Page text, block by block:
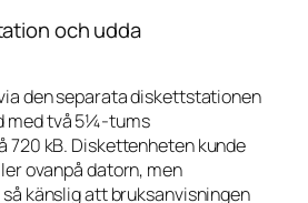
och udda
den separata diskettstationen
med två 5¼-tums
720 kB. Diskettenheten kunde
ovanpå datorn, men
känslig att bruksanvisningen